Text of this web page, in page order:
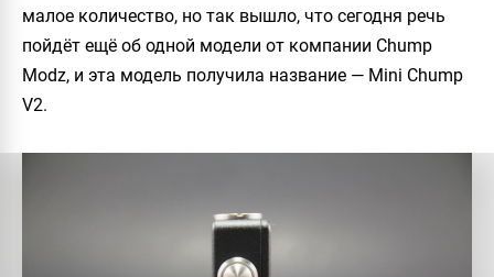
малое количество, но так вышло, что сегодня речь
пойдёт ещё об одной модели от компании Chump
Modz, и эта модель получила название — Mini Chump
V2.